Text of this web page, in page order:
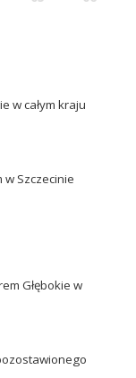
w całym kraju
w Szczecinie
Głębokie w